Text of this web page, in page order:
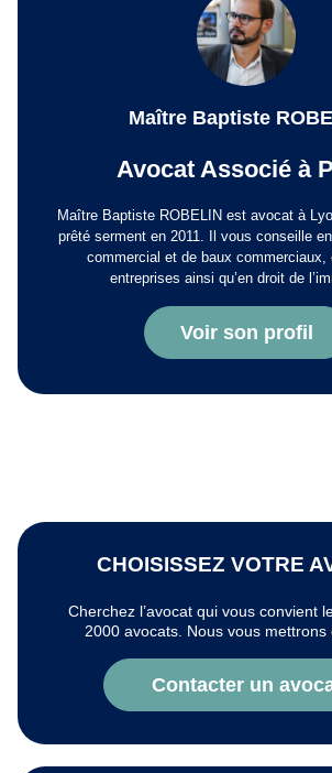
Maître Baptiste
Avocat Associé à
Maître Baptiste ROBELIN est avocat à
prêté serment en 2011. Il vous conseille
commercial et de baux commerciaux,
entreprises ainsi qu’en droit de
Voir son profil
CHOISISSEZ VOTRE
Cherchez l’avocat qui vous convient
2000 avocats. Nous vous mettrons
Contacter un